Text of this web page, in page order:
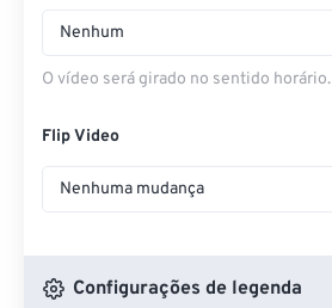
Nenhum
O vídeo será girado no sentido horário.
Flip Video
Nenhuma mudança
Configurações de legenda